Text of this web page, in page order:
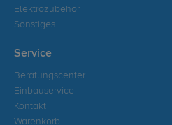
Elektrozubehör
Sonstiges
Service
Beratungscenter
Einbauservice
Kontakt
Warenkorb